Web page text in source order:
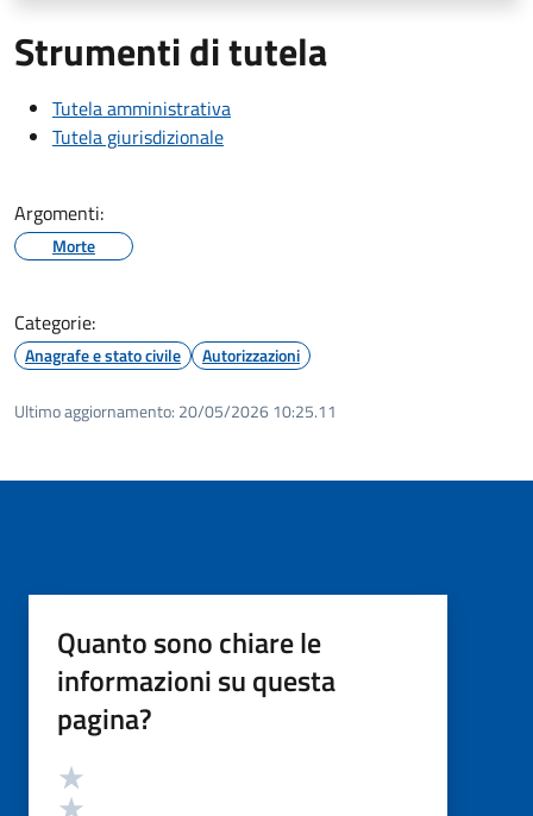
Strumenti di tutela
Tutela amministrativa
Tutela giurisdizionale
Argomenti:
Morte
Categorie:
Anagrafe e stato civile Autorizzazioni
Ultimo aggiornamento: 20/05/2026 10:25.11
Quanto sono chiare le
informazioni su questa
pagina?
Valutazione